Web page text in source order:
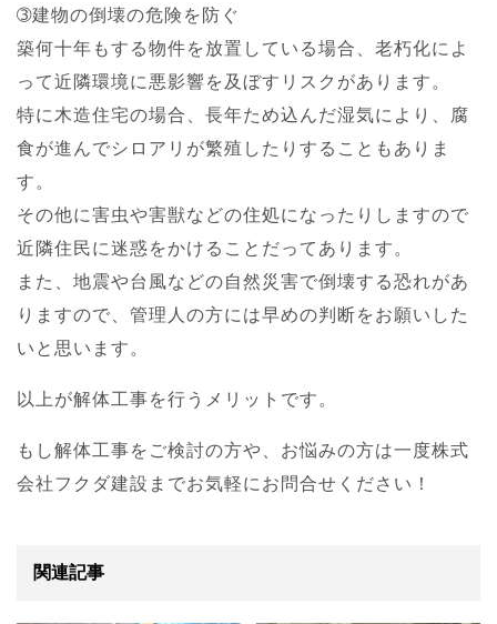
➂建物の倒壊の危険を防ぐ
築何十年もする物件を放置している場合、老朽化によ
って近隣環境に悪影響を及ぼすリスクがあります。
特に木造住宅の場合、長年ため込んだ湿気により、腐
食が進んでシロアリが繁殖したりすることもありま
す。
その他に害虫や害獣などの住処になったりしますので
近隣住民に迷惑をかけることだってあります。
また、地震や台風などの自然災害で倒壊する恐れがあ
りますので、管理人の方には早めの判断をお願いした
いと思います。
以上が解体工事を行うメリットです。
もし解体工事をご検討の方や、お悩みの方は一度株式
会社フクダ建設までお気軽にお問合せください！
関連記事